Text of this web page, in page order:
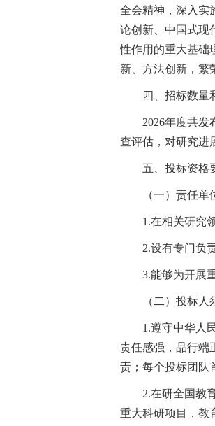
全会精神，深入实
论创新、中国式现
性作用的重大基础
新、方法创新，繁
四、招标数量
2026年度共
查评估，对研究进
五、投标资格
（一）责任单
1.在相关研究
2.设有专门负
3.能够为开展
（二）投标人
1.遵守中华人
责任感强，品行端
责；每个投标团队
2.在研全国教
重大科研项目，教